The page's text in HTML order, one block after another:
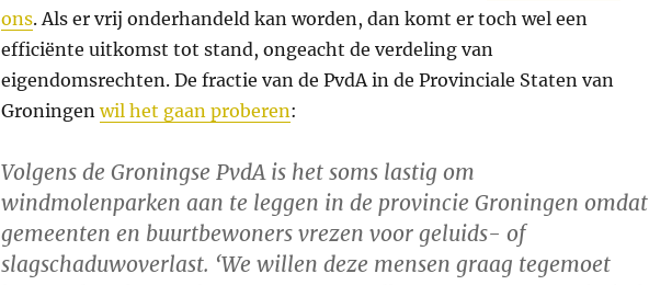
ons. Als er vrij onderhandeld kan worden, dan komt er toch wel een
efficiënte uitkomst tot stand, ongeacht de verdeling van
eigendomsrechten. De fractie van de PvdA in de Provinciale Staten van
Groningenwil het gaan proberen:
Volgens de Groningse PvdA is het soms lastig om
windmolenparken aan te leggen in de provincie Groningen omdat
gemeenten en buurtbewoners vrezen voor geluids- of
slagschaduwoverlast. ‘We willen deze mensen graag tegemoet